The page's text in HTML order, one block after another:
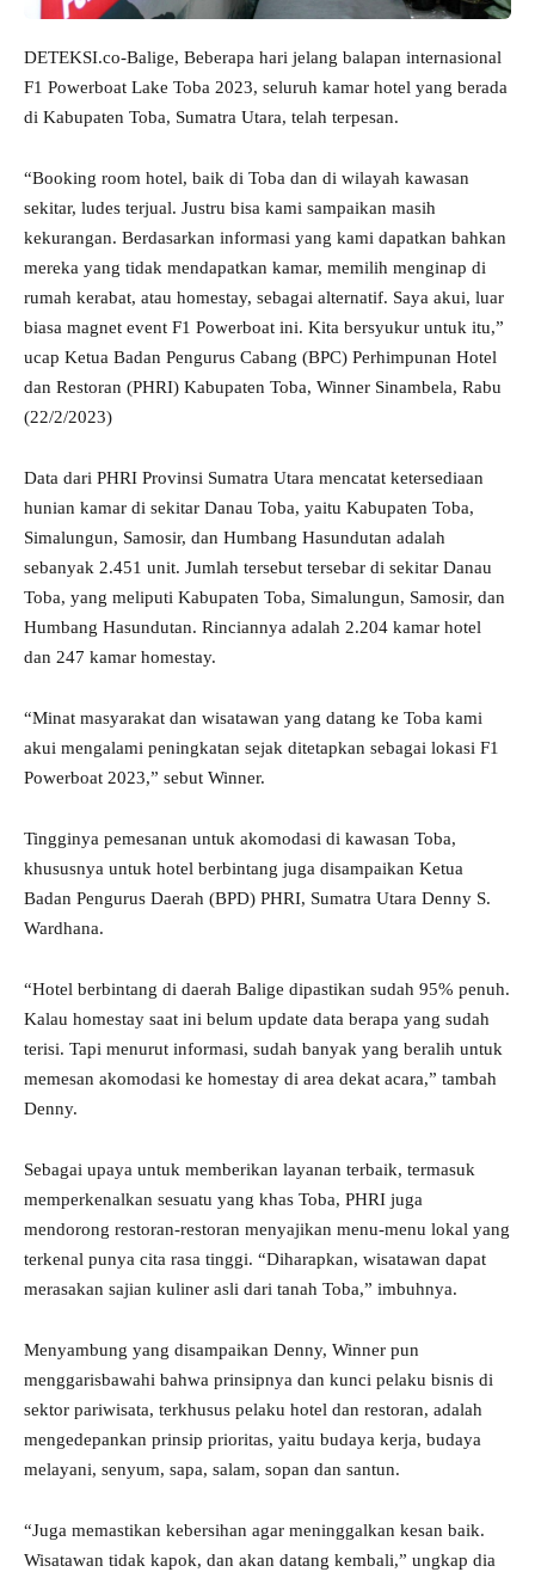
DETEKSI.co-Balige, Beberapa hari jelang balapan internasional
F1 Powerboat Lake Toba 2023, seluruh kamar hotel yang berada
di Kabupaten Toba, Sumatra Utara, telah terpesan.
“Booking room hotel, baik di Toba dan di wilayah kawasan
sekitar, ludes terjual. Justru bisa kami sampaikan masih
kekurangan. Berdasarkan informasi yang kami dapatkan bahkan
mereka yang tidak mendapatkan kamar, memilih menginap di
rumah kerabat, atau homestay, sebagai alternatif. Saya akui, luar
biasa magnet event F1 Powerboat ini. Kita bersyukur untuk itu,”
ucap Ketua Badan Pengurus Cabang (BPC) Perhimpunan Hotel
dan Restoran (PHRI) Kabupaten Toba, Winner Sinambela, Rabu
(22/2/2023)
Data dari PHRI Provinsi Sumatra Utara mencatat ketersediaan
hunian kamar di sekitar Danau Toba, yaitu Kabupaten Toba,
Simalungun, Samosir, dan Humbang Hasundutan adalah
sebanyak 2.451 unit. Jumlah tersebut tersebar di sekitar Danau
Toba, yang meliputi Kabupaten Toba, Simalungun, Samosir, dan
Humbang Hasundutan. Rinciannya adalah 2.204 kamar hotel
dan 247 kamar homestay.
“Minat masyarakat dan wisatawan yang datang ke Toba kami
akui mengalami peningkatan sejak ditetapkan sebagai lokasi F1
Powerboat 2023,” sebut Winner.
Tingginya pemesanan untuk akomodasi di kawasan Toba,
khususnya untuk hotel berbintang juga disampaikan Ketua
Badan Pengurus Daerah (BPD) PHRI, Sumatra Utara Denny S.
Wardhana.
“Hotel berbintang di daerah Balige dipastikan sudah 95% penuh.
Kalau homestay saat ini belum update data berapa yang sudah
terisi. Tapi menurut informasi, sudah banyak yang beralih untuk
memesan akomodasi ke homestay di area dekat acara,” tambah
Denny.
Sebagai upaya untuk memberikan layanan terbaik, termasuk
memperkenalkan sesuatu yang khas Toba, PHRI juga
mendorong restoran-restoran menyajikan menu-menu lokal yang
terkenal punya cita rasa tinggi. “Diharapkan, wisatawan dapat
merasakan sajian kuliner asli dari tanah Toba,” imbuhnya.
Menyambung yang disampaikan Denny, Winner pun
menggarisbawahi bahwa prinsipnya dan kunci pelaku bisnis di
sektor pariwisata, terkhusus pelaku hotel dan restoran, adalah
mengedepankan prinsip prioritas, yaitu budaya kerja, budaya
melayani, senyum, sapa, salam, sopan dan santun.
“Juga memastikan kebersihan agar meninggalkan kesan baik.
Wisatawan tidak kapok, dan akan datang kembali,” ungkap dia